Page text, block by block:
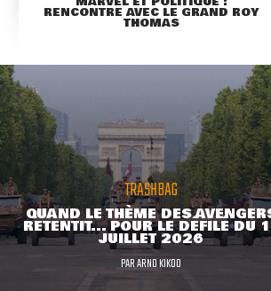
RENCONTRE AVEC LE GRAND ROY
THOMAS
TRASHBAG
QUAND LE THÈME DES
RETENTIT... POUR LE DÉFILÉ DU
JUILLET 2026
PARARNO KIKOO